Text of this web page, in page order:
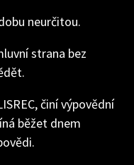
neurčitou.
strana bez
činí výpovědní
běžet dnem